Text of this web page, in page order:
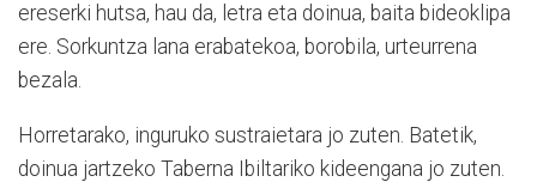
ereserki hutsa, hau da, letra eta doinua, baita bideoklipa
ere. Sorkuntza lana erabatekoa, borobila, urteurrena
bezala.
Horretarako, inguruko sustraietara jo zuten. Batetik,
doinua jartzeko Taberna Ibiltariko kideengana jo zuten.